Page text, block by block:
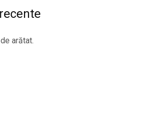
arătat.